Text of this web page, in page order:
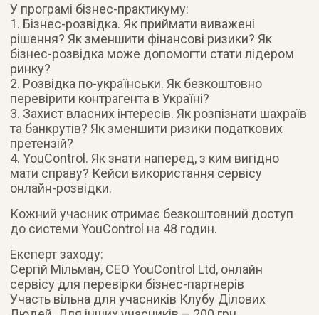
У програмі бізнес-практикуму:
1. Бізнес-розвідка. Як приймати виважені
рішення? Як зменшити фінансові ризики? Як
бізнес-розвідка може допомогти стати лідером
ринку?
2. Розвідка по-українськи. Як безкоштовно
перевірити контрагента в Україні?
3. Захист власних інтересів. Як розпізнати шахраїв
та банкрутів? Як зменшити ризики податкових
претензій?
4. YouControl. Як знати наперед, з ким вигідно
мати справу? Кейси використання сервісу
онлайн-розвідки.
Кожний учасник отримає безкоштовний доступ
до системи YouControl на 48 годин.
Експерт заходу:
Сергій Мільман, CEO YouControl Ltd, онлайн
сервісу для перевірки бізнес-партнерів
Участь вільна для учасників Клубу Ділових